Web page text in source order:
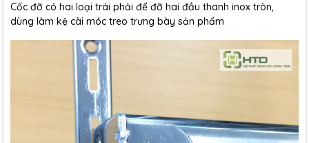
Cốc đỡ có hai loại trái phải để đỡ hai đầu thanh inox tròn,
dùng làm kệ cài móc treo trưng bày sản phẩm